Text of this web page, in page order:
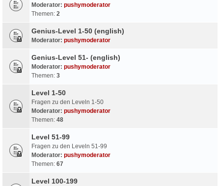
Moderator: pushymoderator
Themen: 2
Genius-Level 1-50 (english)
Moderator: pushymoderator
Genius-Level 51- (english)
Moderator: pushymoderator
Themen: 3
Level 1-50
Fragen zu den Leveln 1-50
Moderator: pushymoderator
Themen: 48
Level 51-99
Fragen zu den Leveln 51-99
Moderator: pushymoderator
Themen: 67
Level 100-199